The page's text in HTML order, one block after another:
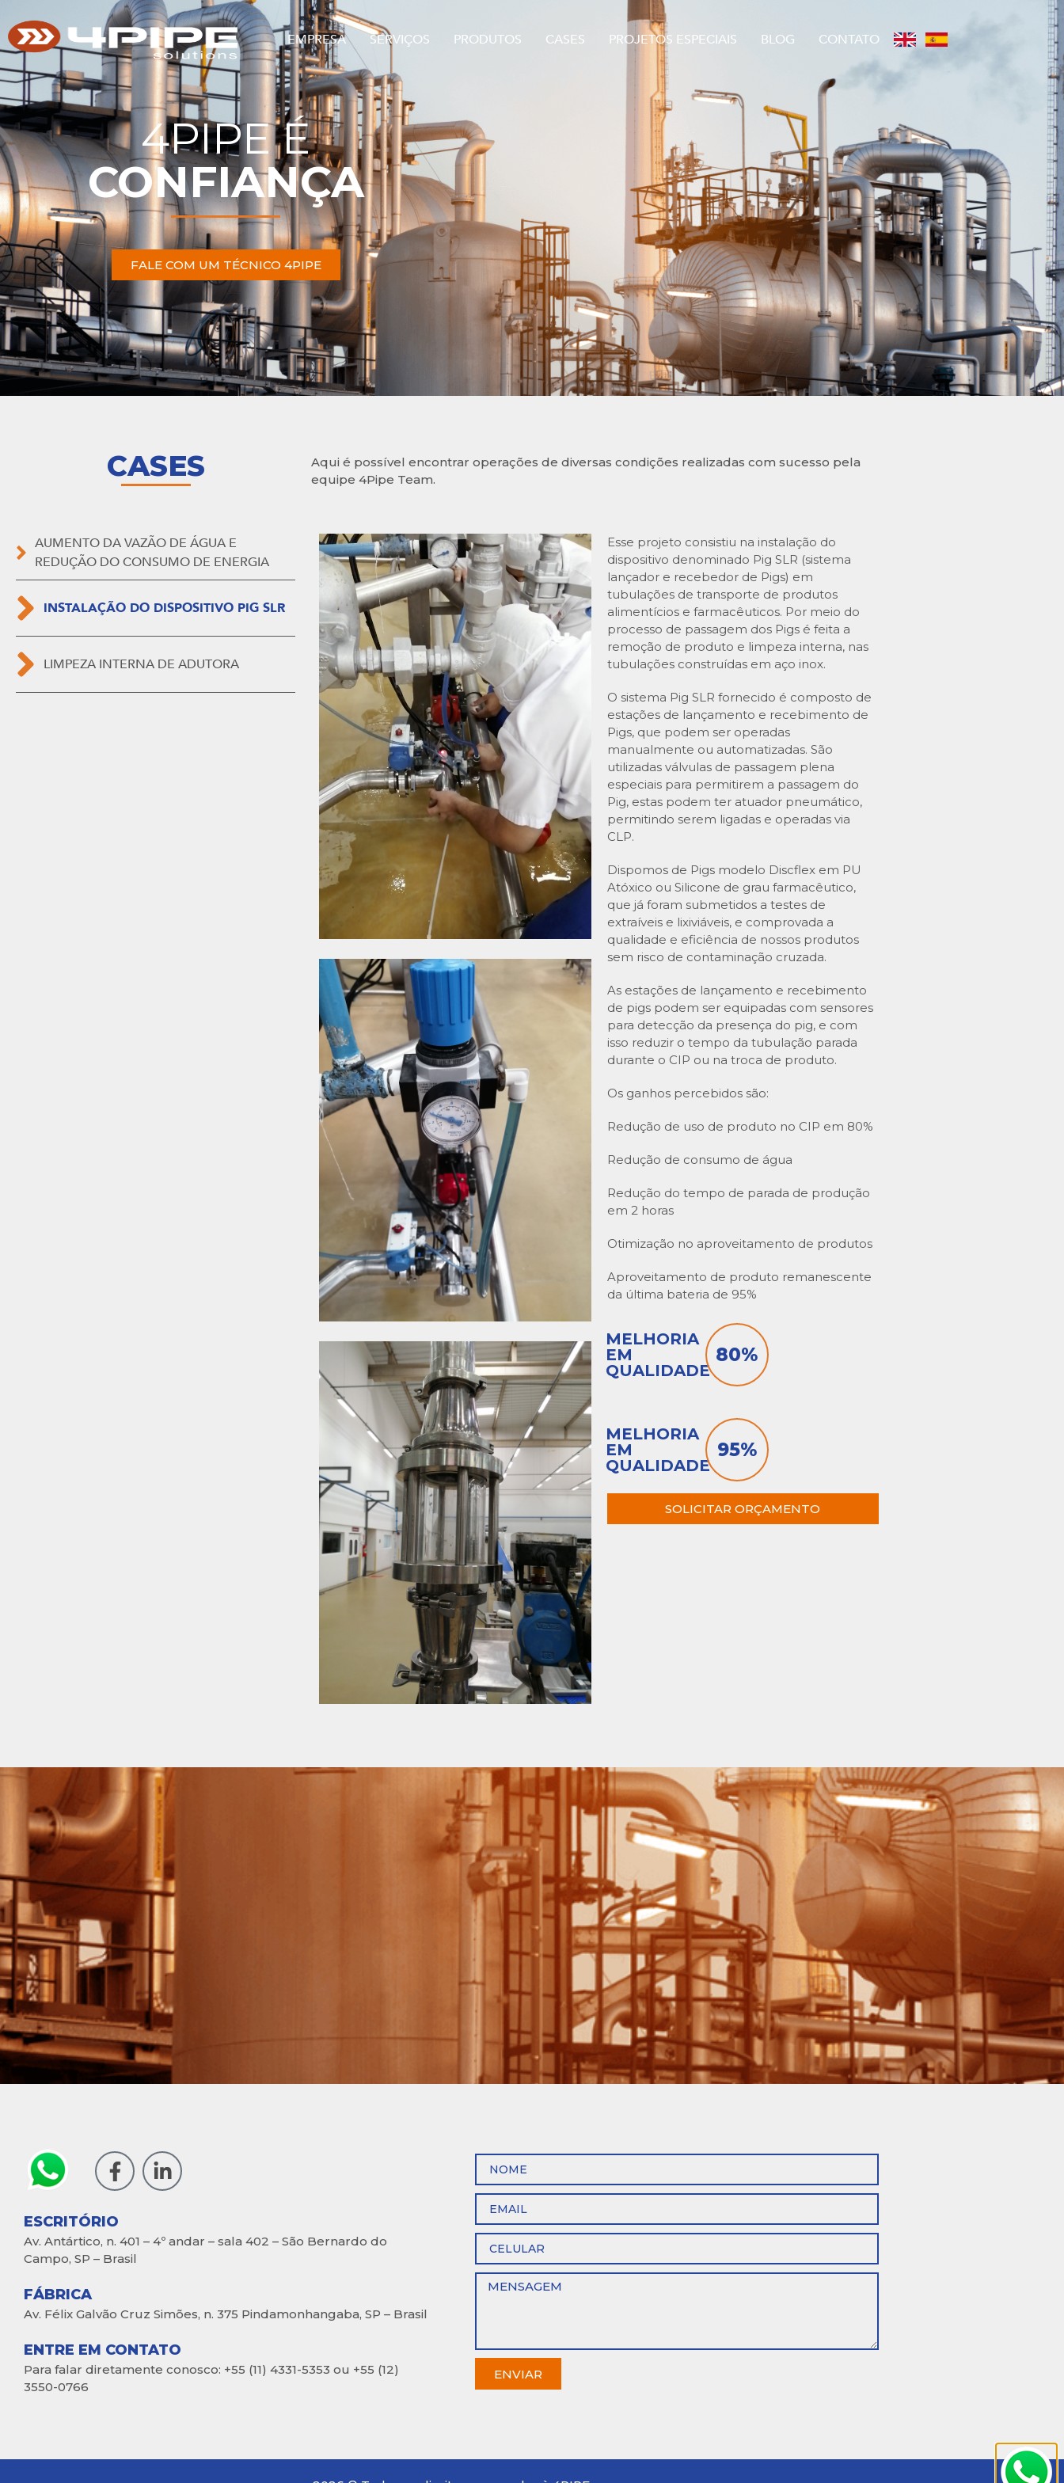
EMPRESA SERVIÇOS PRODUTOS CASES PROJETOS ESPECIAIS BLOG CONTATO
4PIPE É
CONFIANÇA
FALE COM UM TÉCNICO 4PIPE
CASES
Aqui é possível encontrar operações de diversas condições realizadas com sucesso pela
equipe 4Pipe Team.
AUMENTO DA VAZÃO DE ÁGUA E
REDUÇÃO DO CONSUMO DE ENERGIA
INSTALAÇÃO DO DISPOSITIVO PIG SLR
LIMPEZA INTERNA DE ADUTORA
Esse projeto consistiu na instalação do
dispositivo denominado Pig SLR (sistema
lançador e recebedor de Pigs) em
tubulações de transporte de produtos
alimentícios e farmacêuticos. Por meio do
processo de passagem dos Pigs é feita a
remoção de produto e limpeza interna, nas
tubulações construídas em aço inox.
O sistema Pig SLR fornecido é composto de
estações de lançamento e recebimento de
Pigs, que podem ser operadas
manualmente ou automatizadas. São
utilizadas válvulas de passagem plena
especiais para permitirem a passagem do
Pig, estas podem ter atuador pneumático,
permitindo serem ligadas e operadas via
CLP.
Dispomos de Pigs modelo Discflex em PU
Atóxico ou Silicone de grau farmacêutico,
que já foram submetidos a testes de
extraíveis e lixiviáveis, e comprovada a
qualidade e eficiência de nossos produtos
sem risco de contaminação cruzada.
As estações de lançamento e recebimento
de pigs podem ser equipadas com sensores
para detecção da presença do pig, e com
isso reduzir o tempo da tubulação parada
durante o CIP ou na troca de produto.
Os ganhos percebidos são:
Redução de uso de produto no CIP em 80%
Redução de consumo de água
Redução do tempo de parada de produção
em 2 horas
Otimização no aproveitamento de produtos
Aproveitamento de produto remanescente
da última bateria de 95%
MELHORIA
EM
QUALIDADE
80%
MELHORIA
EM
QUALIDADE
95%
SOLICITAR ORÇAMENTO
ESCRITÓRIO
Av. Antártico, n. 401 – 4º andar – sala 402 – São Bernardo do
Campo, SP – Brasil
FÁBRICA
Av. Félix Galvão Cruz Simões, n. 375 Pindamonhangaba, SP – Brasil
ENTRE EM CONTATO
Para falar diretamente conosco: +55 (11) 4331-5353 ou +55 (12)
3550-0766
ENVIAR